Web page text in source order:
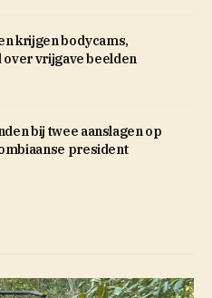
krijgen bodycams,
over vrijgave beelden
bij twee aanslagen op
president